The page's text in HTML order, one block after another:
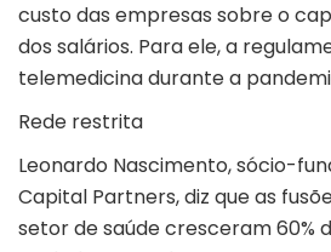
custo das empresas sobre o
dos salários. Para ele, a
telemedicina durante a
Rede restrita
Leonardo Nascimento, sócio-
Capital Partners, diz que as
setor de saúde cresceram 60%